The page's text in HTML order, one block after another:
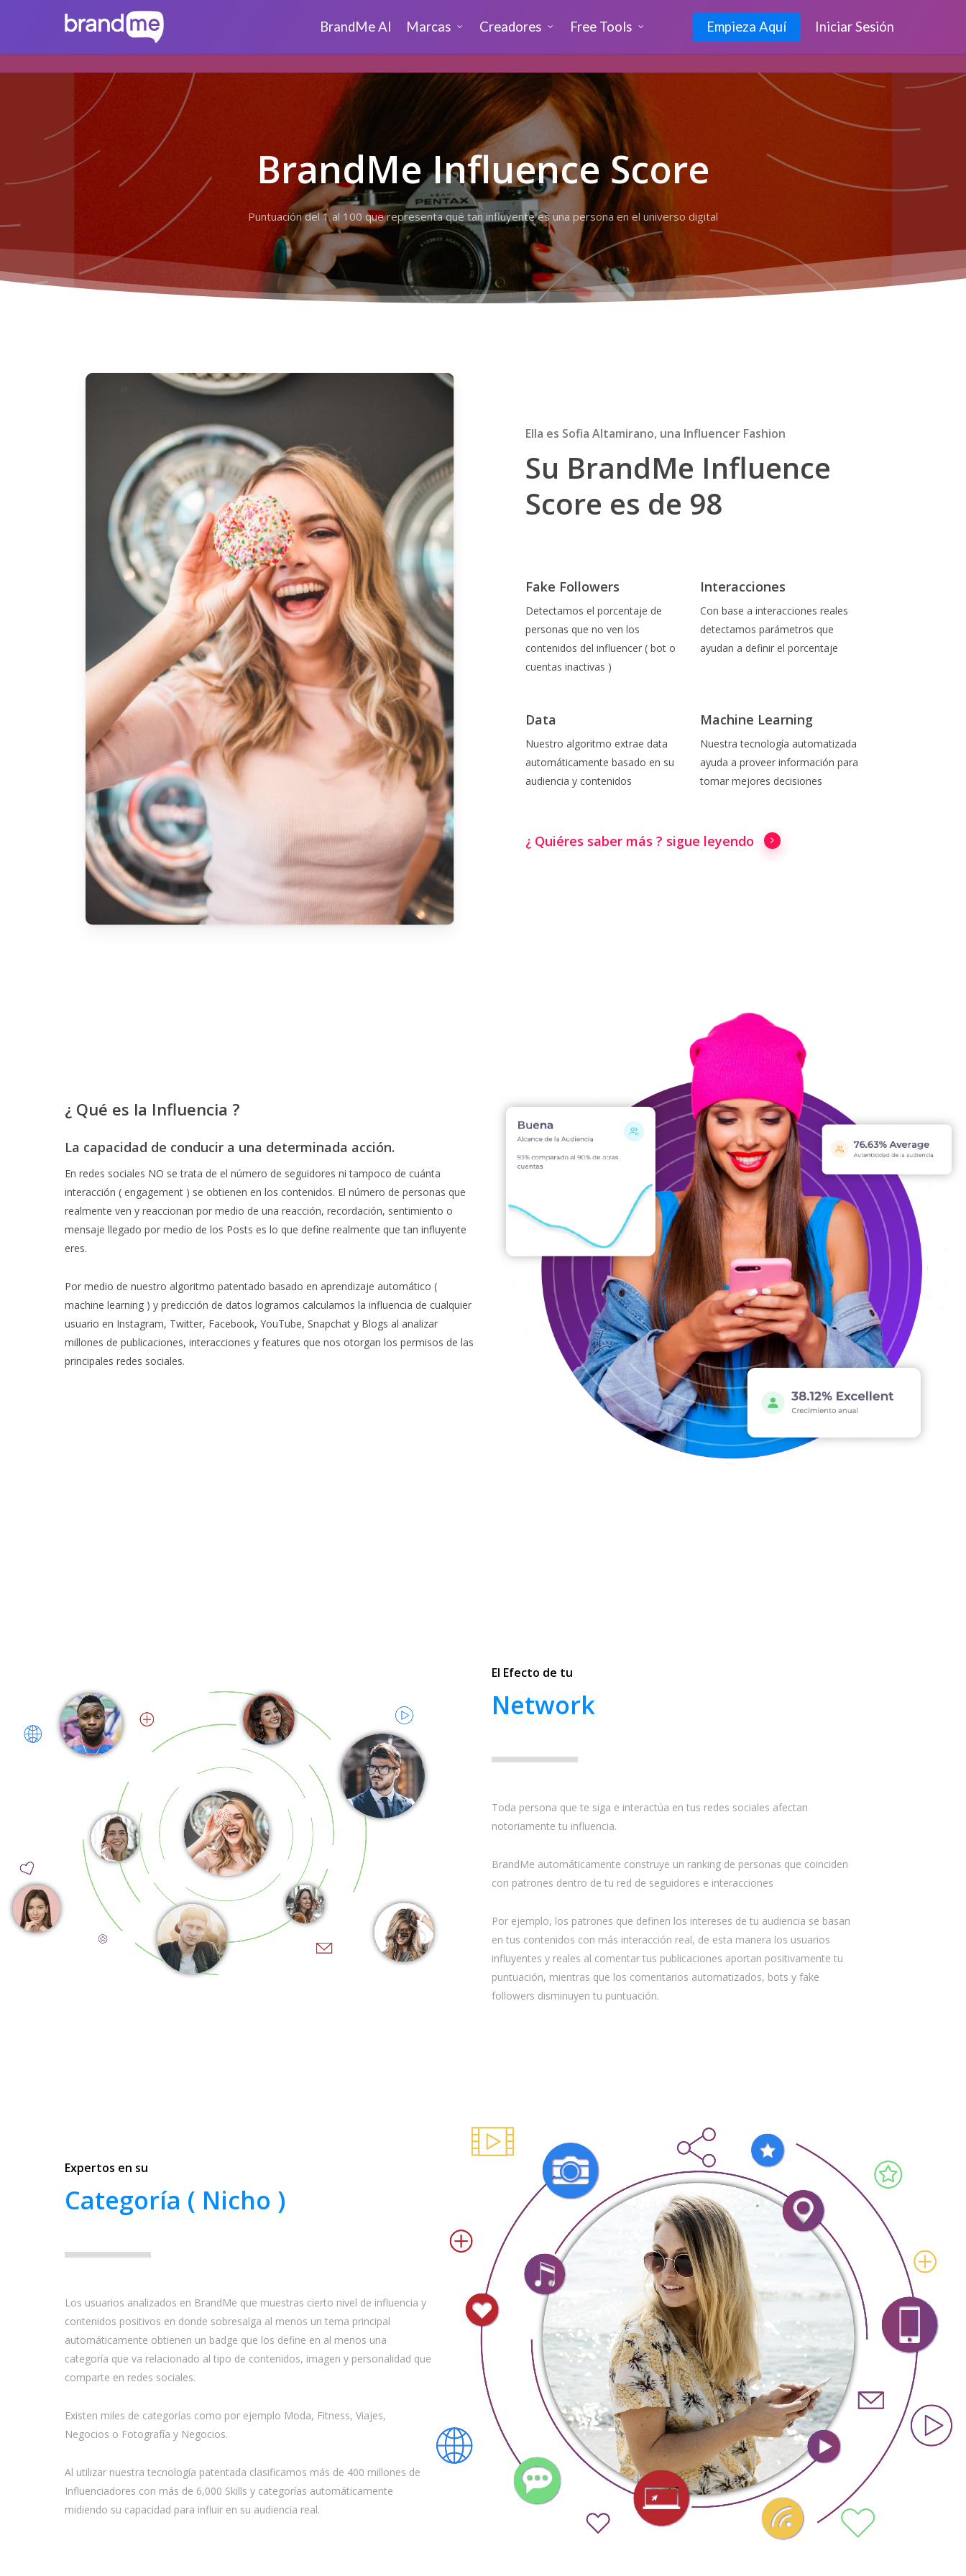
BrandMe AI Marcas Creadores Free Tools Empieza Aquí Iniciar Sesión
BrandMe Influence Score
Puntuación del 1 al 100 que representa qué tan influyente es una persona en el universo digital
Ella es Sofia Altamirano, una Influencer Fashion
Su BrandMe Influence
Score es de 98
Fake Followers
Detectamos el porcentaje de
personas que no ven los
contenidos del influencer ( bot o
cuentas inactivas )
Interacciones
Con base a interacciones reales
detectamos parámetros que
ayudan a definir el porcentaje
Data
Nuestro algoritmo extrae data
automáticamente basado en su
audiencia y contenidos
Machine Learning
Nuestra tecnología automatizada
ayuda a proveer información para
tomar mejores decisiones
¿ Quiéres saber más ? sigue leyendo
¿ Qué es la Influencia ?
La capacidad de conducir a una determinada acción.
En redes sociales NO se trata de el número de seguidores ni tampoco de cuánta
interacción ( engagement ) se obtienen en los contenidos. El número de personas que
realmente ven y reaccionan por medio de una reacción, recordación, sentimiento o
mensaje llegado por medio de los Posts es lo que define realmente que tan influyente
eres.
Por medio de nuestro algoritmo patentado basado en aprendizaje automático (
machine learning ) y predicción de datos logramos calculamos la influencia de cualquier
usuario en Instagram, Twitter, Facebook, YouTube, Snapchat y Blogs al analizar
millones de publicaciones, interacciones y features que nos otorgan los permisos de las
principales redes sociales.
El Efecto de tu
Network
Toda persona que te siga e interactúa en tus redes sociales afectan
notoriamente tu influencia.
BrandMe automáticamente construye un ranking de personas que coinciden
con patrones dentro de tu red de seguidores e interacciones
Por ejemplo, los patrones que definen los intereses de tu audiencia se basan
en tus contenidos con más interacción real, de esta manera los usuarios
influyentes y reales al comentar tus publicaciones aportan positivamente tu
puntuación, mientras que los comentarios automatizados, bots y fake
followers disminuyen tu puntuación.
Expertos en su
Categoría ( Nicho )
Los usuarios analizados en BrandMe que muestras cierto nivel de influencia y
contenidos positivos en donde sobresalga al menos un tema principal
automáticamente obtienen un badge que los define en al menos una
categoría que va relacionado al tipo de contenidos, imagen y personalidad que
comparte en redes sociales.
Existen miles de categorías como por ejemplo Moda, Fitness, Viajes,
Negocios o Fotografía y Negocios.
Al utilizar nuestra tecnología patentada clasificamos más de 400 millones de
Influenciadores con más de 6,000 Skills y categorías automáticamente
midiendo su capacidad para influir en su audiencia real.